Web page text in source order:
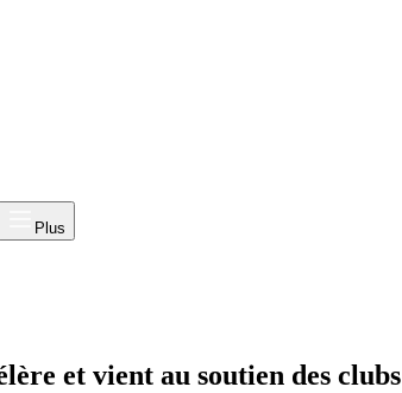
Plus
et vient au soutien des clubs